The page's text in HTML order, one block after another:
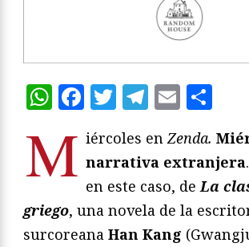
WhatsApp
Facebook
Twitter
Telegram
Email
M iércoles enZenda.
narrativa extranjera
en este caso, deLa
griego, una novela de la
surcoreana Han Kang